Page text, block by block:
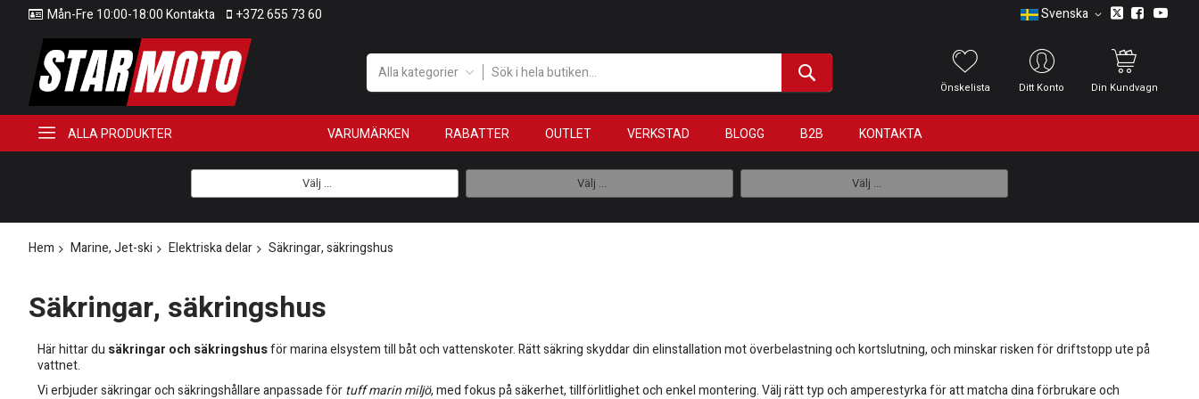
Mån-Fre 10:00-18:00 Kontakta +372 655 73 60 Svenska
Alla kategorier
Önskelista Ditt Konto Din Kundvagn
ALLA PRODUKTER VARUMÄRKEN RABATTER OUTLET VERKSTAD BLOGG B2B KONTAKTA
Välj ... Välj ... Välj ...
Hem Marine, Jet-ski Elektriska delar Säkringar, säkringshus
Säkringar, säkringshus
Här hittar du säkringar och säkringshusför marina elsystem till båt och vattenskoter. Rätt säkring skyddar din elinstallation mot överbelastning och kortslutning, och minskar risken för driftstopp ute på
vattnet.
Vi erbjuder säkringar och säkringshållare anpassade förtuff marin miljö, med fokus på säkerhet, tillförlitlighet och enkel montering. Välj rätt typ och amperestyrka för att matcha dina förbrukare och